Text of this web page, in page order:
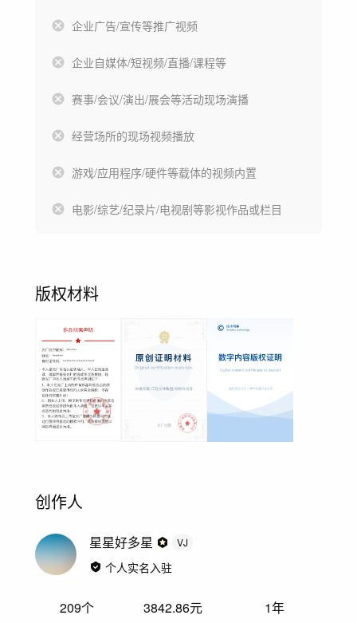
企业广告/宣传等推广视频
企业自媒体/短视频/直播/课程等
赛事/会议/演出/展会等活动现场演播
经营场所的现场视频播放
游戏/应用程序/硬件等载体的视频内置
电影/综艺/纪录片/电视剧等影视作品或栏目
版权材料
创作人
星星好多星 VJ
个人实名入驻
209个 3842.86元 1年